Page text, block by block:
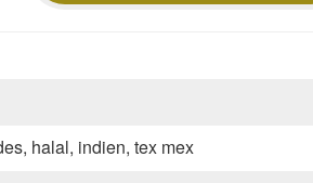
halal, indien, tex mex